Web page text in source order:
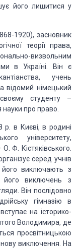
його лишитися у
1920), засновник
теорії права,
визвольним
в Україні. Він є
учень
відомий німецький
студенту –
науки про право.
р. в Києві, в родині
університету,
О. Ф.
Кістяківського.
серед учнів
його виключають з
виключень з
Він послідовно
гімназію в
на історико-
Володимира, де
просвітницькою
виключення. На